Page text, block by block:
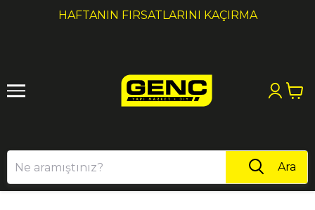
HAFTANIN FIRSATLARINI KAÇIRMA
1 2
Ara